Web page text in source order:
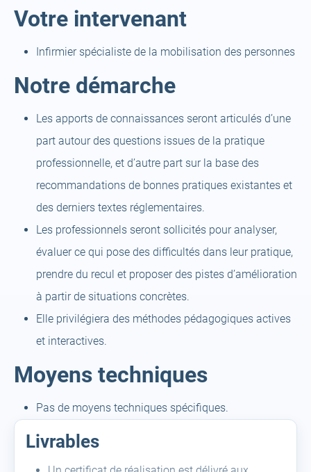
Votre intervenant
Infirmier spécialiste de la mobilisation des personnes
Notre démarche
Les apports de connaissances seront articulés d’une
part autour des questions issues de la pratique
professionnelle, et d’autre part sur la base des
recommandations de bonnes pratiques existantes et
des derniers textes réglementaires.
Les professionnels seront sollicités pour analyser,
évaluer ce qui pose des difficultés dans leur pratique,
prendre du recul et proposer des pistes d’amélioration
à partir de situations concrètes.
Elle privilégiera des méthodes pédagogiques actives
et interactives.
Moyens techniques
Pas de moyens techniques spécifiques.
Livrables